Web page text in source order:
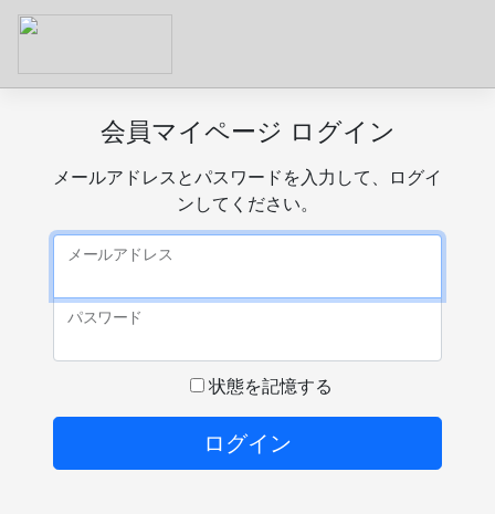
会員マイページ ログイン
メールアドレスとパスワードを入力して、ログイ
ンしてください。
メールアドレス
パスワード
状態を記憶する